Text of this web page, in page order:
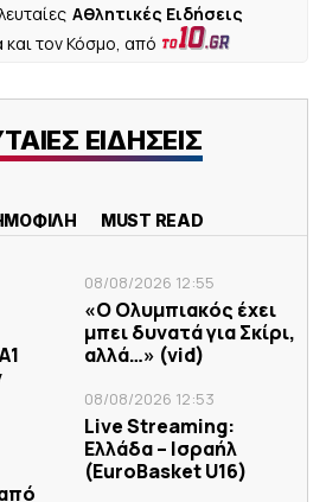
Αθλητικές Ειδήσεις
τον Κόσμο, από
ΕΙΔΗΣΕΙΣ
MUST READ
08/08/2026 12:55
«Ο Ολυμπιακός έχει
μπει δυνατά για Σκίρι,
αλλά…» (vid)
08/08/2026 12:53
Live Streaming:
Ελλάδα – Ισραήλ
(ΕuroBasket U16)